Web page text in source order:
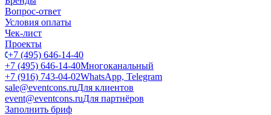
Вопрос-ответ
Условия оплаты
Чек-лист
Проекты
+7 (495) 646-14-40
+7 (495) 646-14-40Многоканальный
+7 (916) 743-04-02WhatsApp, Telegram
sale@eventcons.ruДля клиентов
event@eventcons.ruДля партнёров
Заполнить бриф